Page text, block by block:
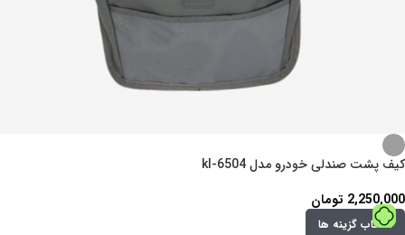
کیف پشت صندلی خودرو مدل kl-6504
2,250,000 تومان
انتخاب گزینه ها